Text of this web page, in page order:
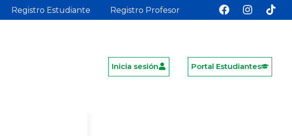
Registro Estudiante Registro Profesor
Inicia sesión Portal Estudiantes